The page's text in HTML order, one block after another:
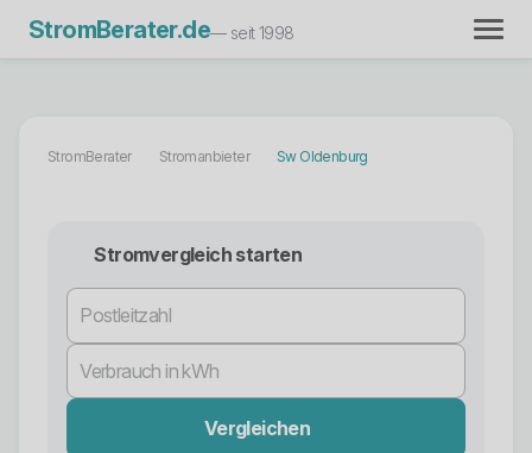
StromBerater.de— seit 1998
StromBerater Stromanbieter Sw Oldenburg
Stromvergleich starten
Vergleichen